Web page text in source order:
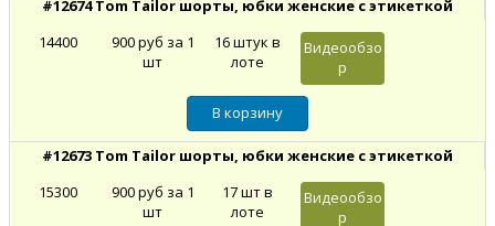
#12674 Tom Tailor шорты, юбки женские с этикеткой
14400
900 руб за 1
шт
16 штук в
лоте
Видеообзо
р
#12673 Tom Tailor шорты, юбки женские с этикеткой
15300
900 руб за 1
шт
17 шт в
лоте
Видеообзо
р